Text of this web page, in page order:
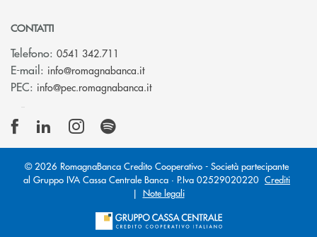
CONTATTI
Telefono: 0541 342.711
E-mail: info@romagnabanca.it(si apre l’app di posta elettronica)
PEC: info@pec.romagnabanca.it(si apre l’app di posta elettronica)
© 2026 RomagnaBanca Credito Cooperativo - Società partecipante
al Gruppo IVA Cassa Centrale Banca · P.Iva 02529020220 Crediti
| Note legali